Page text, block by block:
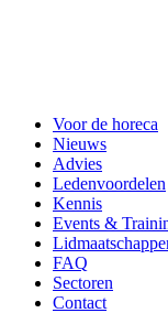
Voor de horeca
Nieuws
Advies
Ledenvoordelen
Kennis
Events &
FAQ
Sectoren
Contact